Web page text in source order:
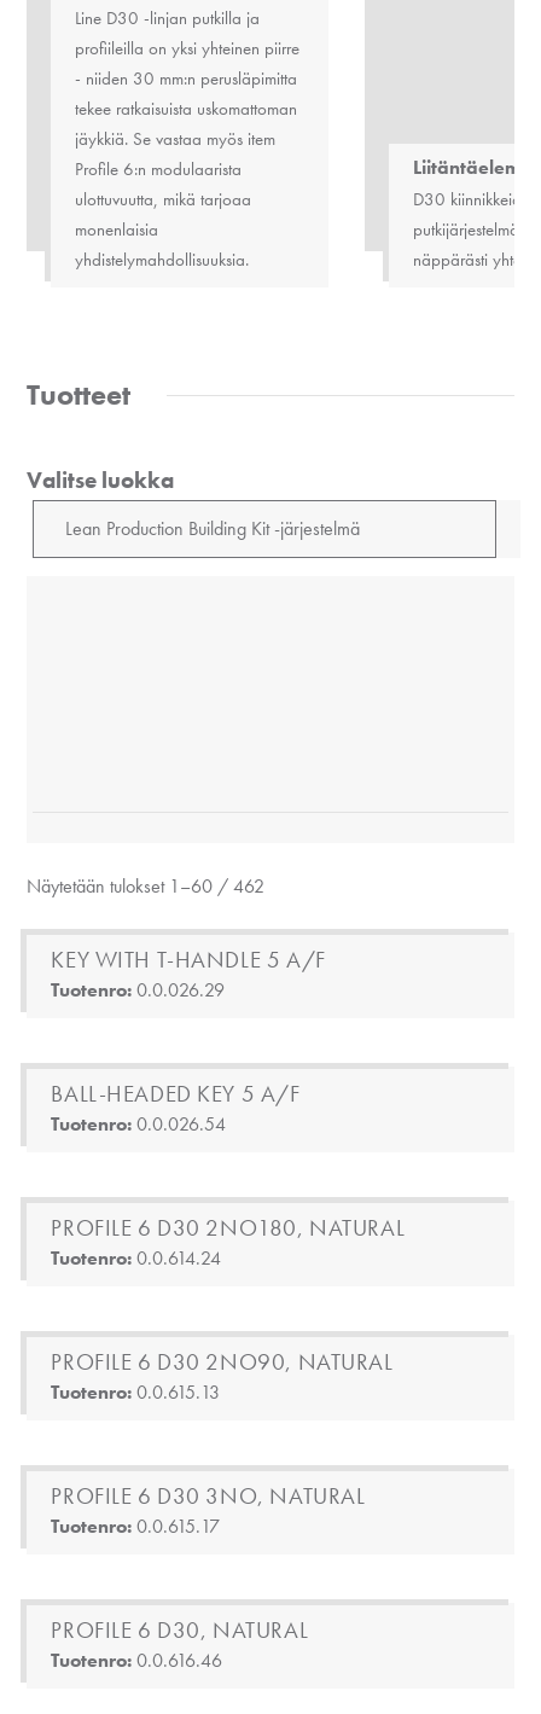
Line D30 -linjan putkilla ja
profiileilla on yksi yhteinen piirre
- niiden 30 mm:n perusläpimitta
tekee ratkaisuista uskomattoman
jäykkiä. Se vastaa myös item
Profile 6:n modulaarista
ulottuvuutta, mikä tarjoaa
monenlaisia
yhdistelymahdollisuuksia.
D30
putkijärjestelmän
näppärästi
Tuotteet
Valitse luokka
Näytetään tulokset 1–60 / 462
KEY WITH T-HANDLE 5 A/F
Tuotenro:0.0.026.29
BALL-HEADED KEY 5 A/F
Tuotenro:0.0.026.54
PROFILE 6 D30 2NO180, NATURAL
Tuotenro:0.0.614.24
PROFILE 6 D30 2NO90, NATURAL
Tuotenro:0.0.615.13
PROFILE 6 D30 3NO, NATURAL
Tuotenro:0.0.615.17
PROFILE 6 D30, NATURAL
Tuotenro:0.0.616.46